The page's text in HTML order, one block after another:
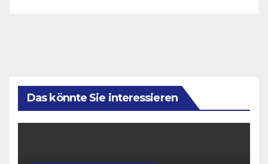
Das könnte Sie interessieren